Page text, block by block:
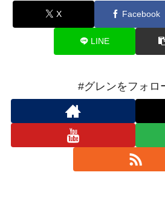
X Facebook
LINE
#グレンをフォロ